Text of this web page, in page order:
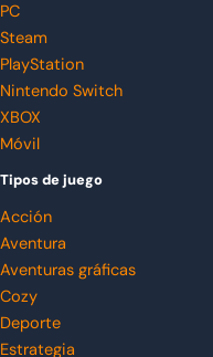
PC
Steam
PlayStation
Nintendo Switch
XBOX
Móvil
Tipos de juego
Acción
Aventura
Aventuras gráficas
Cozy
Deporte
Estrategia